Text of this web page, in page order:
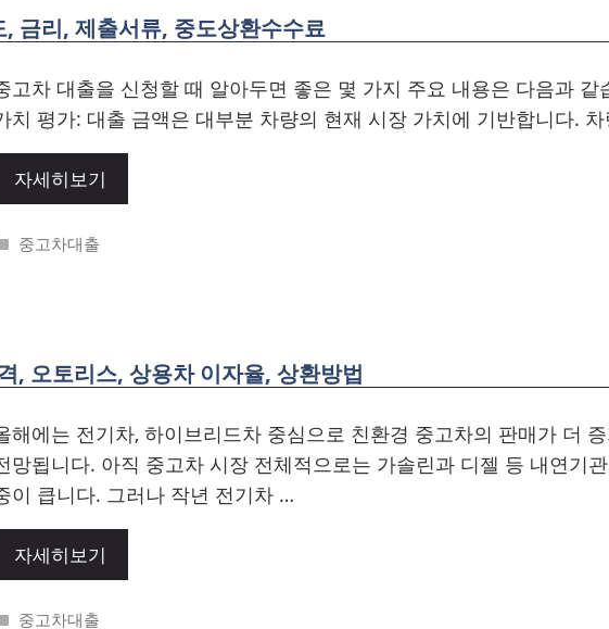
금리, 제출서류, 중도상환수수료
고차 대출을 신청할 때 알아두면 좋은 몇 가지 주요 내용은 다음과 같
치 평가: 대출 금액은 대부분 차량의 현재 시장 가치에 기반합니다.
자세히보기
Categories
중고차대출
, 오토리스, 상용차 이자율, 상환방법
해에는 전기차, 하이브리드차 중심으로 친환경 중고차의 판매가 더
망됩니다. 아직 중고차 시장 전체적으로는 가솔린과 디젤 등 내연기
이 큽니다. 그러나 작년 전기차 …
자세히보기
Categories
중고차대출